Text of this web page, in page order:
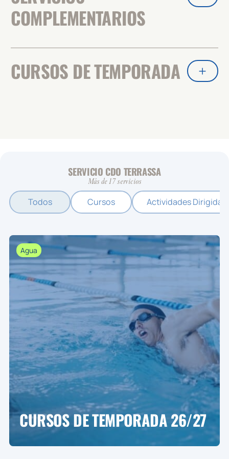
COMPLEMENTARIOS
CURSOS DE TEMPORADA
SERVICIO CDO TERRASSA
Más de 17 servicios
Todos Cursos Actividades Dirigidas
Agua
CURSOS DE TEMPORADA 26/27